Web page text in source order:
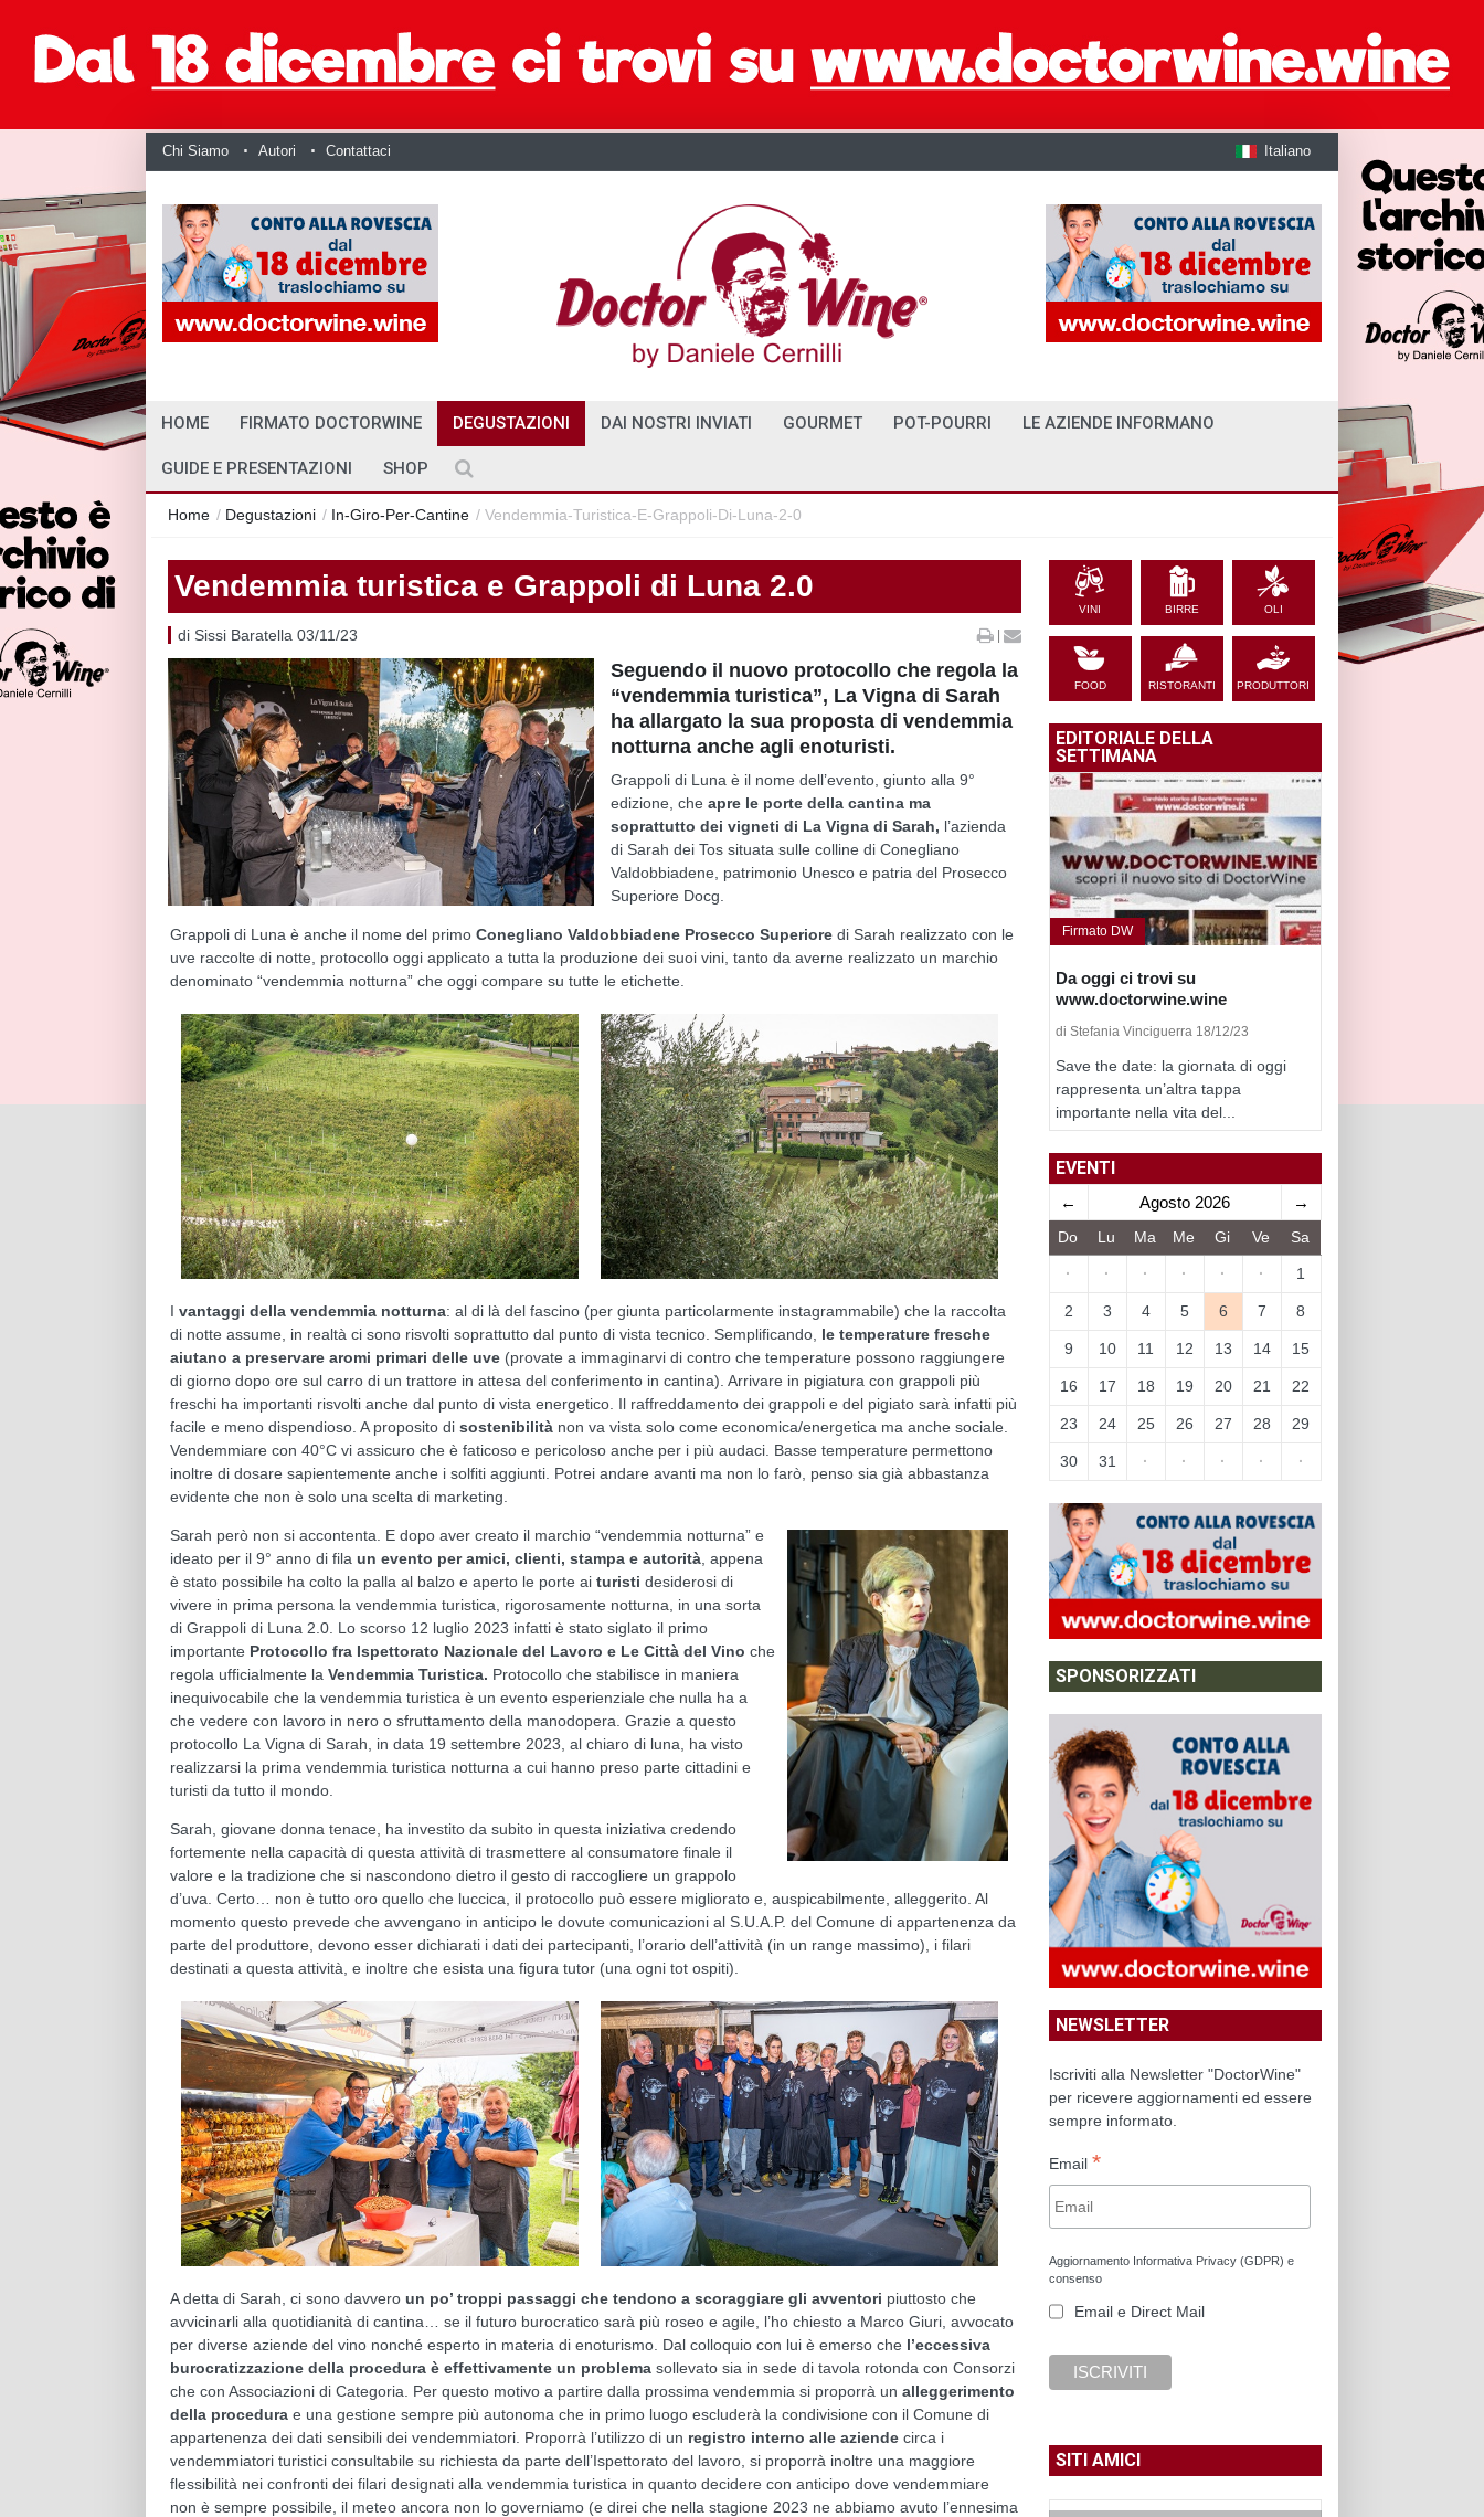
Chi Siamo Autori Contattaci Italiano
HOME FIRMATO DOCTORWINE DEGUSTAZIONI DAI NOSTRI INVIATI GOURMET POT-POURRI LE AZIENDE INFORMANO
GUIDE E PRESENTAZIONI SHOP
Home / Degustazioni / In-Giro-Per-Cantine / Vendemmia-Turistica-E-Grappoli-Di-Luna-2-0
Vendemmia turistica e Grappoli di Luna 2.0
di Sissi Baratella 03/11/23 |
Seguendo il nuovo protocollo che regola la
“vendemmia turistica”, La Vigna di Sarah
ha allargato la sua proposta di vendemmia
notturna anche agli enoturisti.
Grappoli di Luna è il nome dell’evento, giunto alla 9°
edizione, cheapre le porte della cantina ma
soprattutto dei vigneti di La Vigna di Sarah, l’azienda
di Sarah dei Tos situata sulle colline di Conegliano
Valdobbiadene, patrimonio Unesco e patria del Prosecco
Superiore Docg.
Grappoli di Luna è anche il nome del primo Conegliano Valdobbiadene Prosecco Superiore di Sarah realizzato con le
uve raccolte di notte, protocollo oggi applicato a tutta la produzione dei suoi vini, tanto da averne realizzato un marchio
denominato “vendemmia notturna” che oggi compare su tutte le etichette.
I vantaggi della vendemmia notturna: al di là del fascino (per giunta particolarmente instagrammabile) che la raccolta
di notte assume, in realtà ci sono risvolti soprattutto dal punto di vista tecnico. Semplificando, le temperature fresche
aiutano a preservare aromi primari delle uve (provate a immaginarvi di contro che temperature possono raggiungere
di giorno dopo ore sul carro di un trattore in attesa del conferimento in cantina). Arrivare in pigiatura con grappoli più
freschi ha importanti risvolti anche dal punto di vista energetico. Il raffreddamento dei grappoli e del pigiato sarà infatti più
facile e meno dispendioso. A proposito di sostenibilità non va vista solo come economica/energetica ma anche sociale.
Vendemmiare con 40°C vi assicuro che è faticoso e pericoloso anche per i più audaci. Basse temperature permettono
inoltre di dosare sapientemente anche i solfiti aggiunti. Potrei andare avanti ma non lo farò, penso sia già abbastanza
evidente che non è solo una scelta di marketing.
Sarah però non si accontenta. E dopo aver creato il marchio “vendemmia notturna” e
ideato per il 9° anno di fila un evento per amici, clienti, stampa e autorità , appena
è stato possibile ha colto la palla al balzo e aperto le porte ai turisti desiderosi di
vivere in prima persona la vendemmia turistica, rigorosamente notturna, in una sorta
di Grappoli di Luna 2.0. Lo scorso 12 luglio 2023 infatti è stato siglato il primo
importante Protocollo fra Ispettorato Nazionale del Lavoro e Le Città del Vino che
regola ufficialmente la Vendemmia Turistica. Protocollo che stabilisce in maniera
inequivocabile che la vendemmia turistica è un evento esperienziale che nulla ha a
che vedere con lavoro in nero o sfruttamento della manodopera. Grazie a questo
protocollo La Vigna di Sarah, in data 19 settembre 2023, al chiaro di luna, ha visto
realizzarsi la prima vendemmia turistica notturna a cui hanno preso parte cittadini e
turisti da tutto il mondo.
Sarah, giovane donna tenace, ha investito da subito in questa iniziativa credendo
fortemente nella capacità di questa attività di trasmettere al consumatore finale il
valore e la tradizione che si nascondono dietro il gesto di raccogliere un grappolo
d’uva. Certo… non è tutto oro quello che luccica, il protocollo può essere migliorato e, auspicabilmente, alleggerito. Al
momento questo prevede che avvengano in anticipo le dovute comunicazioni al S.U.A.P. del Comune di appartenenza da
parte del produttore, devono esser dichiarati i dati dei partecipanti, l’orario dell’attività (in un range massimo), i filari
destinati a questa attività, e inoltre che esista una figura tutor (una ogni tot ospiti).
A detta di Sarah, ci sono davvero un po’ troppi passaggi che tendono a scoraggiare gli avventori piuttosto che
avvicinarli alla quotidianità di cantina… se il futuro burocratico sarà più roseo e agile, l’ho chiesto a Marco Giuri, avvocato
per diverse aziende del vino nonché esperto in materia di enoturismo. Dal colloquio con lui è emerso che l’eccessiva
burocratizzazione della procedura è effettivamente un problema sollevato sia in sede di tavola rotonda con Consorzi
che con Associazioni di Categoria. Per questo motivo a partire dalla prossima vendemmia si proporrà un alleggerimento
della procedura e una gestione sempre più autonoma che in primo luogo escluderà la condivisione con il Comune di
appartenenza dei dati sensibili dei vendemmiatori. Proporrà l’utilizzo di un registro interno alle aziende circa i
vendemmiatori turistici consultabile su richiesta da parte dell’Ispettorato del lavoro, si proporrà inoltre una maggiore
flessibilità nei confronti dei filari designati alla vendemmia turistica in quanto decidere con anticipo dove vendemmiare
non è sempre possibile, il meteo ancora non lo governiamo (e direi che nella stagione 2023 ne abbiamo avuto l’ennesima
VINI BIRRE OLI
FOOD RISTORANTI PRODUTTORI
EDITORIALE DELLA
SETTIMANA
Firmato DW
Da oggi ci trovi su
www.doctorwine.wine
di Stefania Vinciguerra 18/12/23
Save the date: la giornata di oggi
rappresenta un’altra tappa
importante nella vita del...
EVENTI
← Agosto 2026 →
Do Lu Ma Me Gi Ve Sa
· · · · · · 1
2 3 4 5 6 7 8
9 10 11 12 13 14 15
16 17 18 19 20 21 22
23 24 25 26 27 28 29
30 31 · · · · ·
SPONSORIZZATI
NEWSLETTER
Iscriviti alla Newsletter "DoctorWine"
per ricevere aggiornamenti ed essere
sempre informato.
Email *
Aggiornamento Informativa Privacy (GDPR) e
consenso
Email e Direct Mail
SITI AMICI